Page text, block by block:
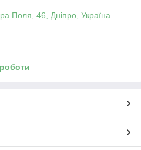
Поля, 46, Дніпро, Україна